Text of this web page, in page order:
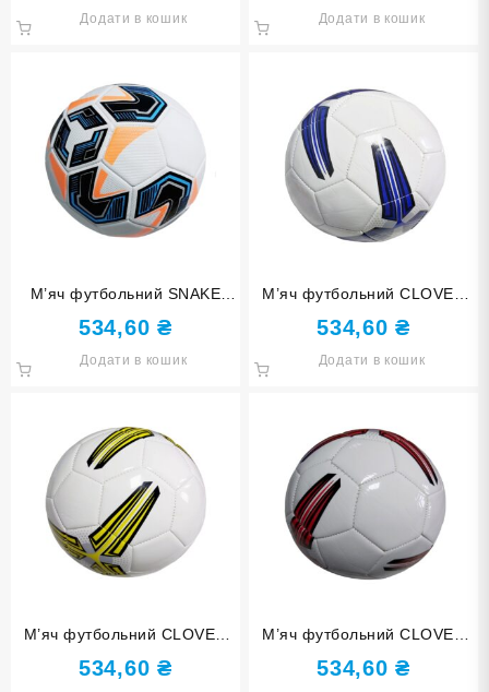
Додати в кошик Додати в кошик
М’яч футбольний SNAKE
FT23-20-С
534,60 ₴
Додати в кошик
М’яч футбольний CLOVER
FT2315-black
534,60₴
Додати в кошик
М’яч футбольний CLOVER
FT2315-yellow
534,60 ₴
М’яч футбольний CLOVER
FT2315-red
534,60₴